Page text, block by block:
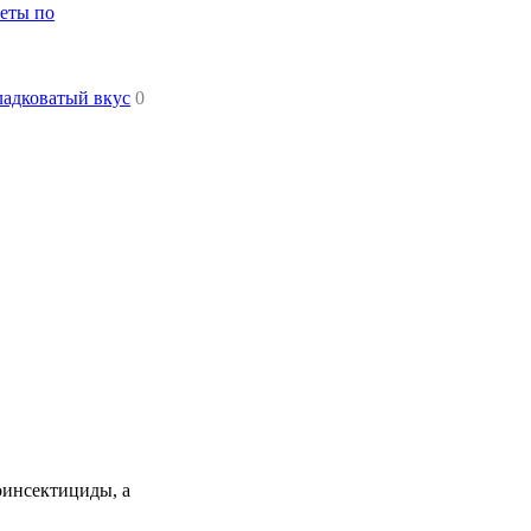
по
вкус 0
а